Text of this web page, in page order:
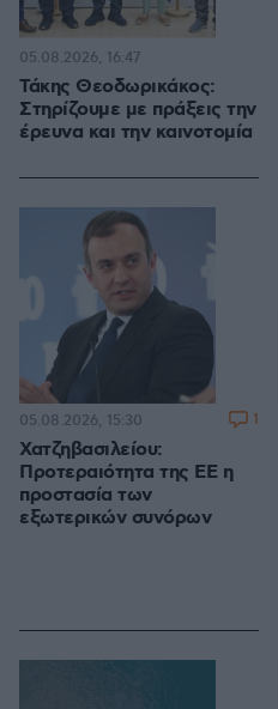
Τάκης Θεοδωρικάκος:
Στηρίζουμε με πράξεις την
έρευνα και την καινοτομία
05.08.2026, 16:47
Χατζηβασιλείου:
Προτεραιότητα της ΕΕ η
προστασία των
εξωτερικών συνόρων
05.08.2026, 15:30 1